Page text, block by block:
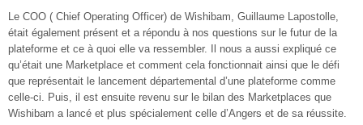
Le COO ( Chief Operating Officer) de Wishibam, Guillaume Lapostolle,
était également présent et a répondu à nos questions sur le futur de la
plateforme et ce à quoi elle va ressembler. Il nous a aussi expliqué ce
qu’était une Marketplace et comment cela fonctionnait ainsi que le défi
que représentait le lancement départemental d’une plateforme comme
celle-ci. Puis, il est ensuite revenu sur le bilan des Marketplaces que
Wishibam a lancé et plus spécialement celle d’Angers et de sa réussite.